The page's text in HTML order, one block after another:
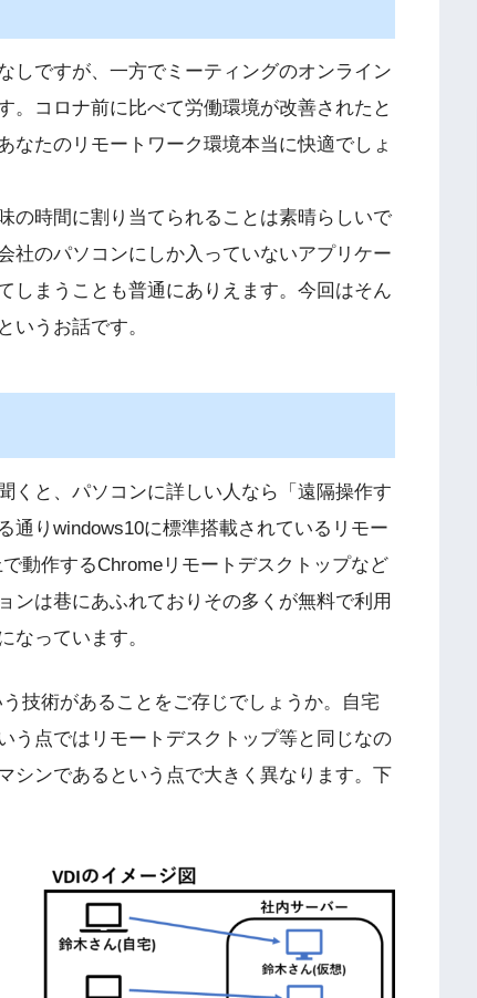
しですが、一方でミーティングのオンライン
。コロナ前に比べて労働環境が改善されたと
なたのリモートワーク環境本当に快適でしょ
の時間に割り当てられることは素晴らしいで
社のパソコンにしか入っていないアプリケー
しまうことも普通にありえます。今回はそん
いうお話です。
くと、パソコンに詳しい人なら「遠隔操作す
通りwindows10に標準搭載されているリモー
動作するChromeリモートデスクトップなど
ンは巷にあふれておりその多くが無料で利用
なっています。
技術があることをご存じでしょうか。自宅
う点ではリモートデスクトップ等と同じなの
シンであるという点で大きく異なります。下